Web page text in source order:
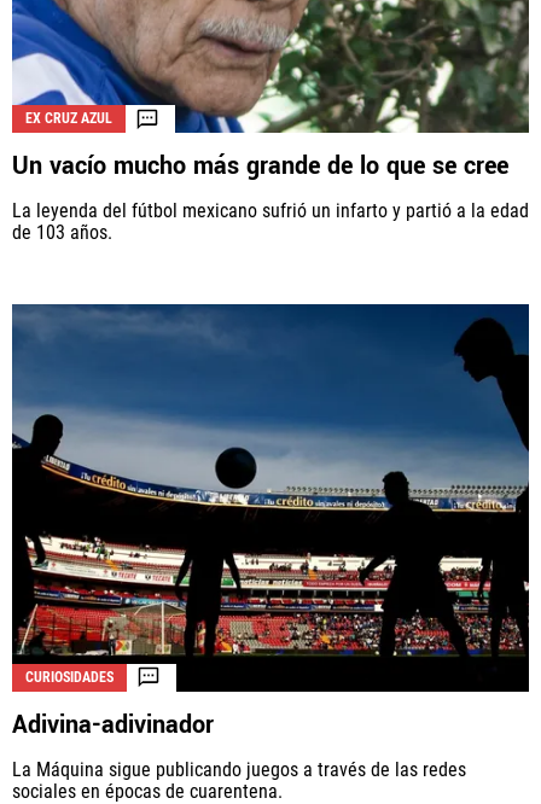
EX CRUZ AZUL
Un vacío mucho más grande de lo que se cree
La leyenda del fútbol mexicano sufrió un infarto y partió a la edad
de 103 años.
CURIOSIDADES
Adivina-adivinador
La Máquina sigue publicando juegos a través de las redes
sociales en épocas de cuarentena.